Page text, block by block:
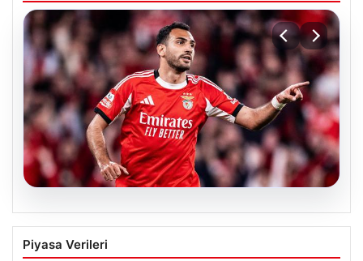
05.08.2026
Fenerbahçe’den hücum hattına dev
hamle! Benfica’nın gol makinesi
Piyasa Verileri